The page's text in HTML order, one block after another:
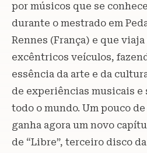
por músicos que se
durante o mestrado em
Rennes (França) e que
excêntricos veículos,
essência da arte e da
de experiências musicais e
todo o mundo. Um pouco
ganha agora um novo
de “Libre”, terceiro disco